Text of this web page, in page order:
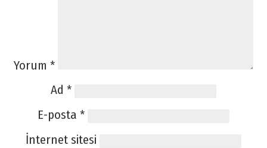
Yorum *
Ad *
E-posta *
İnternet sitesi